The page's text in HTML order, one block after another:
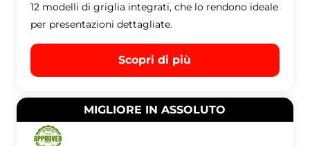
12 modelli di griglia integrati, che lo rendono ideale
per presentazioni dettagliate.
Scopri di più
MIGLIORE IN ASSOLUTO